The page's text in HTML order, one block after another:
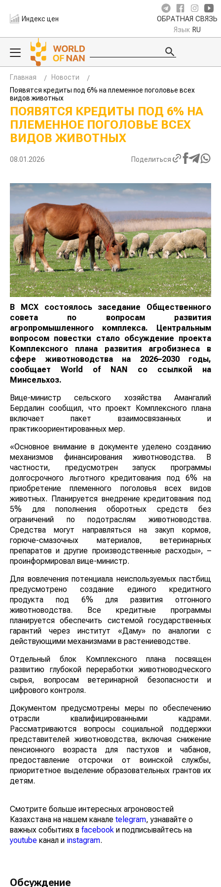
Индекс цен ОБРАТНАЯ СВЯЗЬ
Язык RU
Главная
Новости
Появятся кредиты под 6% на племенное поголовье всех
видов животных
ПОЯВЯТСЯ КРЕДИТЫ ПОД 6% НА
ПЛЕМЕННОЕ ПОГОЛОВЬЕ ВСЕХ
ВИДОВ ЖИВОТНЫХ
08.01.2026 Поделиться
В МСХ состоялось заседание Общественного
совета по вопросам развития
агропромышленного комплекса. Центральным
вопросом повестки стало обсуждение проекта
Комплексного плана развития агробизнеса в
сфере животноводства на 2026–2030 годы,
сообщает
World of
NAN со ссылкой на
Минсельхоз.
Вице-министр сельского хозяйства Амангалий
Бердалин сообщил, что проект Комплексного плана
включает пакет взаимосвязанных и
практикоориентированных мер.
«Основное внимание в документе уделено созданию
механизмов финансирования животноводства. В
частности, предусмотрен запуск программы
долгосрочного льготного кредитования под 6% на
приобретение племенного поголовья всех видов
животных. Планируется внедрение кредитования под
5% для пополнения оборотных средств без
ограничений по подотраслям животноводства.
Средства могут направляться на закуп кормов,
горюче-смазочных материалов, ветеринарных
препаратов и другие производственные расходы», –
проинформировал вице-министр.
Для вовлечения потенциала неиспользуемых
пастбищ предусмотрено создание единого кредитного
продукта под 6% для развития отгонного
животноводства. Все кредитные программы
планируется обеспечить системой государственных
гарантий через институт «Даму» по аналогии с
действующими механизмами в растениеводстве.
Отдельный блок Комплексного плана посвящен
развитию глубокой переработки животноводческого
сырья, вопросам ветеринарной безопасности и
цифрового контроля.
Документом предусмотрены меры по обеспечению
отрасли квалифицированными кадрами.
Рассматриваются вопросы социальной поддержки
представителей животноводства, включая снижение
пенсионного возраста для пастухов и чабанов,
предоставление отсрочки от воинской службы,
приоритетное выделение образовательных грантов их
детям.
Смотрите больше интересных агроновостей
Казахстана на нашем каналеtelegram , узнавайте о
важных событиях вfacebook и подписывайтесь на
youtube канал иinstagram
Обсуждение